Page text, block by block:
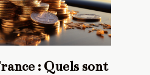
: Quels sont